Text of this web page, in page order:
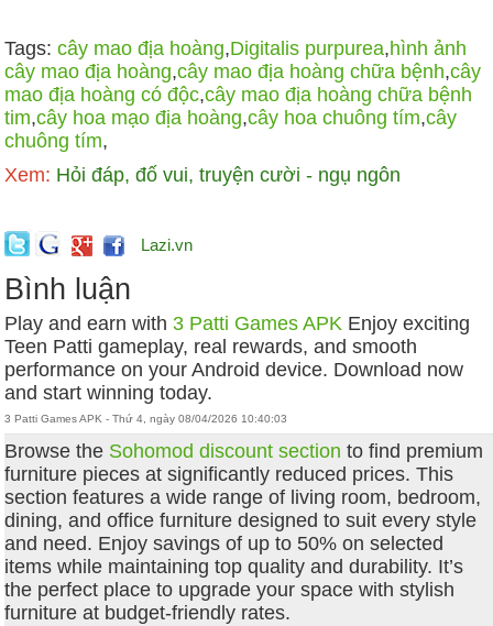
Tags:cây mao địa hoàng,Digitalis purpurea,hình ảnh
cây mao địa hoàng,cây mao địa hoàng chữa bệnh,cây
mao địa hoàng có độc,cây mao địa hoàng chữa bệnh
tim,cây hoa mạo địa hoàng,cây hoa chuông tím,cây
chuông tím,
Xem: Hỏi đáp, đố vui, truyện cười - ngụ ngôn
Lazi.vn
Bình luận
Play and earn with 3 Patti Games APK Enjoy exciting
Teen Patti gameplay, real rewards, and smooth
performance on your Android device. Download now
and start winning today.
3 Patti Games APK - Thứ 4, ngày 08/04/2026 10:40:03
Browse the Sohomod discount section to find premium
furniture pieces at significantly reduced prices. This
section features a wide range of living room, bedroom,
dining, and office furniture designed to suit every style
and need. Enjoy savings of up to 50% on selected
items while maintaining top quality and durability. It’s
the perfect place to upgrade your space with stylish
furniture at budget-friendly rates.